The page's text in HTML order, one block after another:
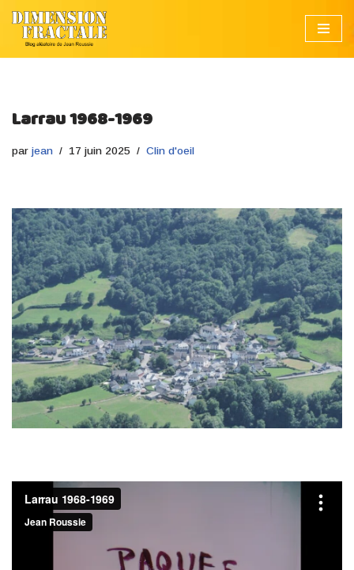
Aller
au
Larrau 1968-1969
par jean 17 juin 2025 Clin d'oeil